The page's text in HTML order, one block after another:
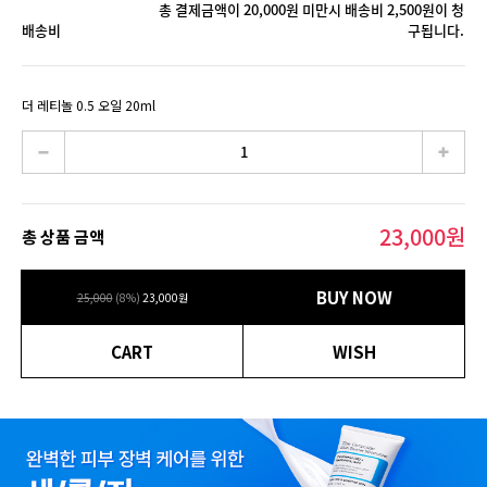
배송비
총 결제금액이 20,000원 미만시 배송비 2,500원이 청
구됩니다.
더 레티놀 0.5 오일 20ml
총 상품 금액 23,000원
25,000 (8%) 23,000원 BUY NOW
CART WISH